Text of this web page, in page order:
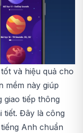
và hiệu quả cho
mềm này giúp
giao tiếp thông
tiết. Đây là công
Anh chuẩn